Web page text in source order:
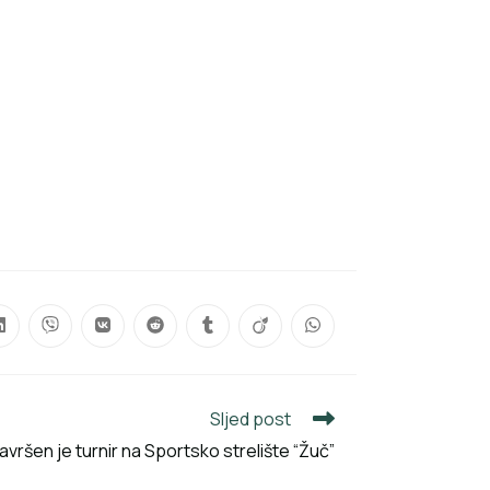
Sljed post
je turnir na Sportsko strelište “Žuč”